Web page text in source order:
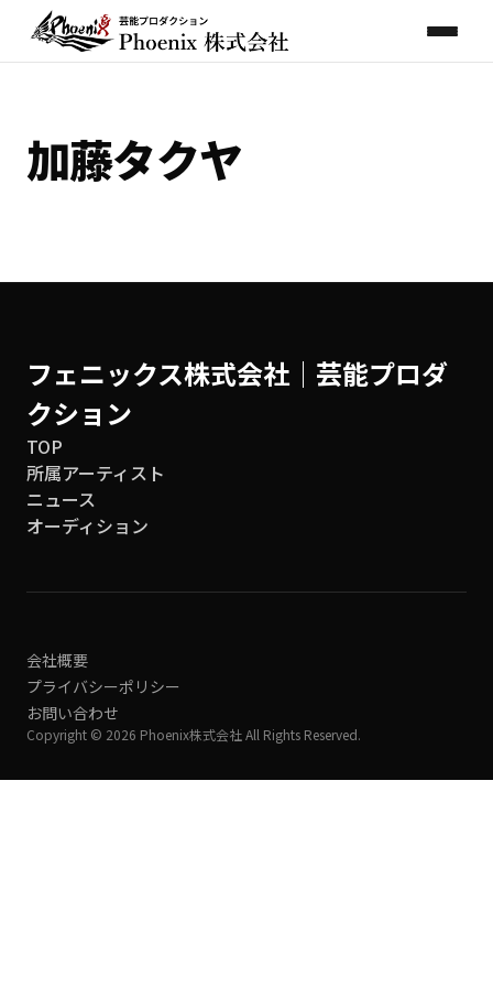
加藤タクヤ
フェニックス株式会社│芸能プロダ
クション
TOP
所属アーティスト
ニュース
オーディション
会社概要
プライバシーポリシー
お問い合わせ
Copyright © 2026 Phoenix株式会社 All Rights Reserved.